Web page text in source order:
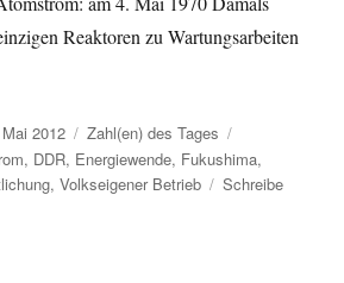
Reaktoren zu Wartungsarbeiten
/ VEB Tepco“
2012 Kategorien
Zahl(en) des Tages
, DDR, Energiewende, Fukushima,
,Volkseigener Betrieb
Schreibe